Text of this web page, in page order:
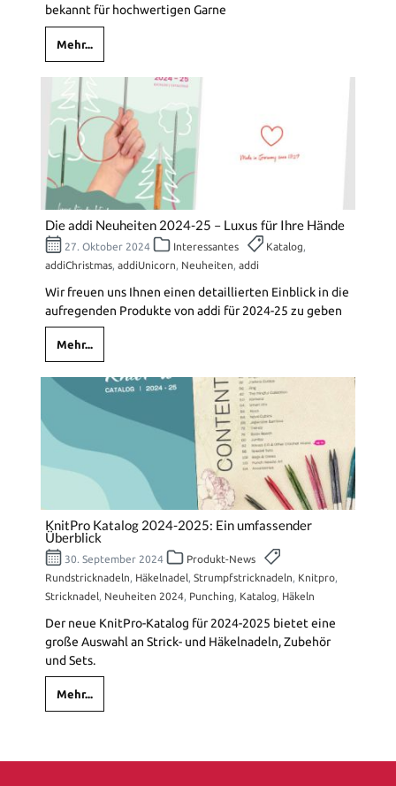
bekannt für hochwertigen Garne
Mehr...
Die addi Neuheiten 2024-25 – Luxus für Ihre Hände
27. Oktober 2024 Interessantes Katalog
addiChristmas addiUnicorn Neuheiten addi
Wir freuen uns Ihnen einen detaillierten Einblick in die
aufregenden Produkte von addi für 2024-25 zu geben
Mehr...
KnitPro Katalog 2024-2025: Ein umfassender
Überblick
30. September 2024
Produkt-News
Rundstricknadeln, Häkelnadel, Strumpfstricknadeln, Knitpro,
Stricknadel, Neuheiten 2024, Punching, Katalog, Häkeln
Der neue KnitPro-Katalog für 2024-2025 bietet eine
große Auswahl an Strick- und Häkelnadeln, Zubehör
und Sets.
Mehr...